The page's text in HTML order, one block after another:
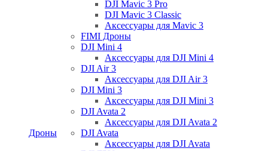
Дроны
DJI Mavic 3 Pro
DJI Mavic 3 Classic
Аксессуары для Mavic 3
FIMI Дроны
DJI Mini 4
Аксессуары для DJI Mini 4
DJI Air 3
Аксессуары для DJI Air 3
DJI Mini 3
Аксессуары для DJI Mini 3
DJI Avata 2
Аксессуары для DJI Avata 2
DJI Avata
Аксессуары для DJI Avata